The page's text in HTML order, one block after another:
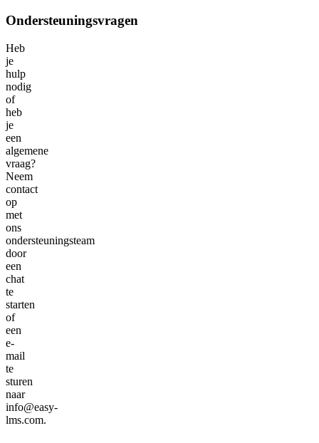
Ondersteuningsvragen
Heb
je
hulp
nodig
of
heb
je
een
algemene
vraag?
Neem
contact
op
met
ons
ondersteuningsteam
door
een
chat
te
starten
of
een
e-
mail
te
sturen
naar
info@easy-
lms.com.